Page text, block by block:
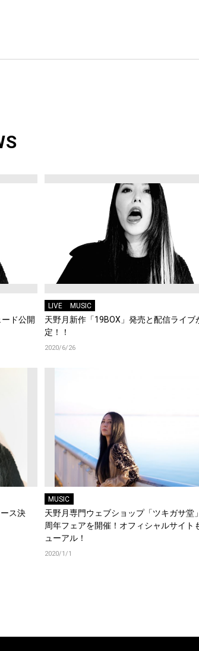
ド公開
LIVE MUSIC
天野月新作「19BOX」発売と配信ライブ
定！！
2020/6/26
ス決
MUSIC
天野月専門ウェブショップ「ツキガサ堂
周年フェアを開催！オフィシャルサイト
ューアル！
2020/1/1